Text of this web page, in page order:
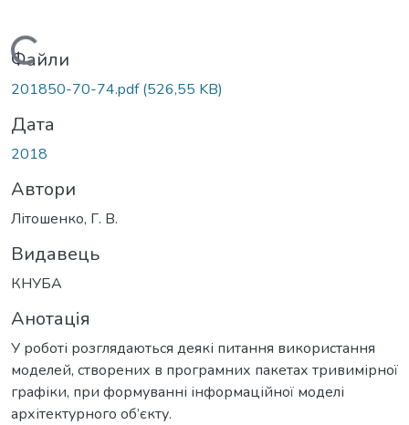
Вантажиться...
Файли
201850-70-74.pdf(526,55 KB)
Дата
2018
Автори
Літошенко, Г. В.
Видавець
КНУБА
Анотація
У роботі розглядаються деякі питання використання
моделей, створених в програмних пакетах тривимірної
графіки, при формуванні інформаційної моделі
архітектурного об’єкту.